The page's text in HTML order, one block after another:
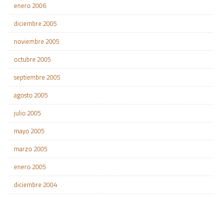
enero 2006
diciembre 2005
noviembre 2005
octubre 2005
septiembre 2005
agosto 2005
julio 2005
mayo 2005
marzo 2005
enero 2005
diciembre 2004